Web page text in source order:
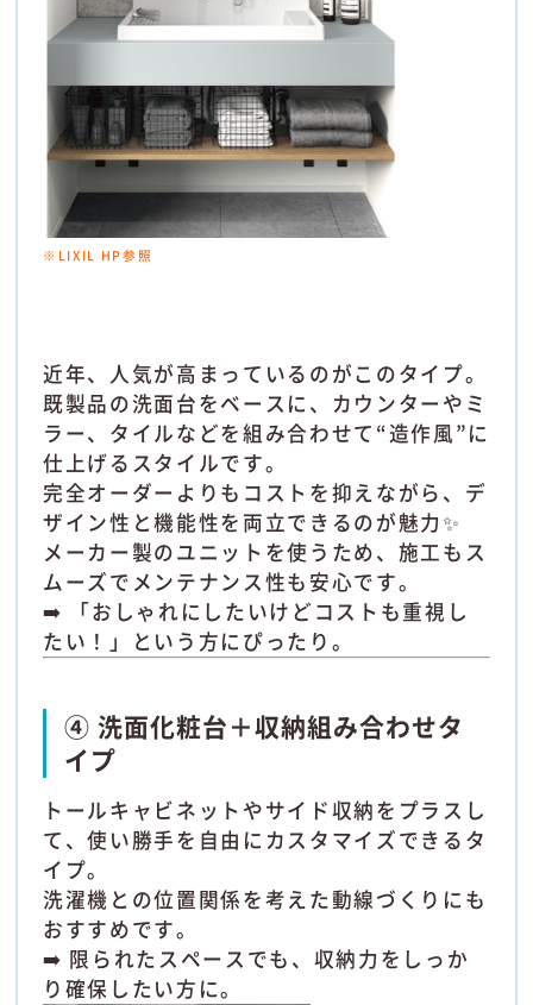
※LIXIL HP参照
近年、人気が高まっているのがこのタイプ。
既製品の洗面台をベースに、カウンターやミ
ラー、タイルなどを組み合わせて“造作風”に
仕上げるスタイルです。
完全オーダーよりもコストを抑えながら、デ
ザイン性と機能性を両立できるのが魅力✨
メーカー製のユニットを使うため、施工もス
ムーズでメンテナンス性も安心です。
➡️ 「おしゃれにしたいけどコストも重視し
たい！」という方にぴったり。
④ 洗面化粧台＋収納組み合わせタ
イプ
トールキャビネットやサイド収納をプラスし
て、使い勝手を自由にカスタマイズできるタ
イプ。
洗濯機との位置関係を考えた動線づくりにも
おすすめです。
➡️ 限られたスペースでも、収納力をしっか
り確保したい方に。